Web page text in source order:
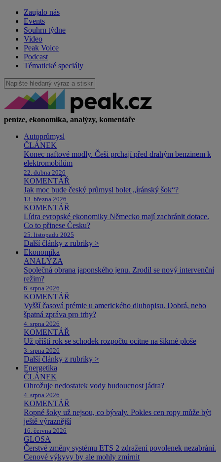
Zaujalo nás
Events
Souhrn týdne
Video
Peak Voice
Podcast
Tématické speciály
peníze, ekonomika, analýzy, komentáře
Autoprůmysl
ČLÁNEK
Konec naftové modly. Češi prchají před drahým benzinem k
elektromobilům
22. dubna 2026
KOMENTÁŘ
Jak moc bude český průmysl bolet „íránský šok“?
13. března 2026
KOMENTÁŘ
Lídra evropské ekonomiky Německo mají zachránit dotace.
Co to přinese Česku?
25. listopadu 2025
Další články z rubriky >
Ekonomika
ANALÝZA
Společná obrana japonského jenu. Zrodil se nový intervenční
režim?
6. srpna 2026
KOMENTÁŘ
Vyšší časová prémie u amerického dluhopisu. Dobrá, nebo
špatná zpráva pro trhy?
4. srpna 2026
KOMENTÁŘ
Už příští rok se schodek rozpočtu ocitne na šikmé ploše
3. srpna 2026
Další články z rubriky >
Energetika
ČLÁNEK
Ohrožuje nedostatek vody budoucnost jádra?
4. srpna 2026
KOMENTÁŘ
Ropné šoky už nejsou, co bývaly. Pokles cen ropy může být
ještě výraznější
16. června 2026
GLOSA
Čerstvé změny systému ETS 2 zdražení povolenek nezabrání.
Cenové výkyvy by ale mohly zmírnit